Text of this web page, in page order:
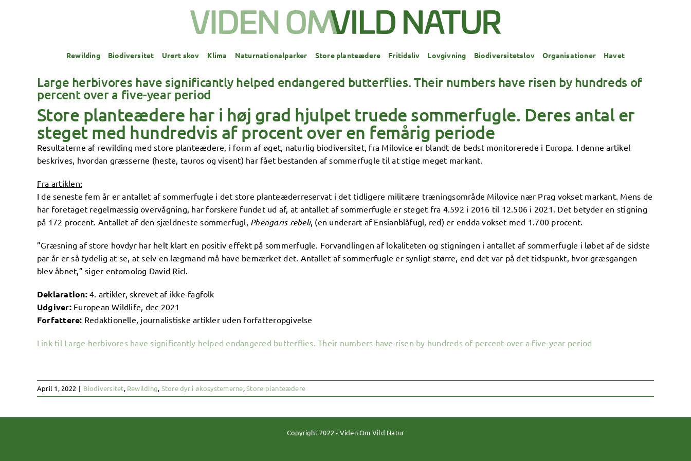
Rewilding Biodiversitet Urørt skov Klima Naturnationalparker Store planteædere Fritidsliv Lovgivning Biodiversitetslov Organisationer Havet
Large herbivores have significantly helped endangered butterflies. Their numbers have risen by hundreds of
percent over a five-year period
Store planteædere har i høj grad hjulpet truede sommerfugle. Deres antal er
steget med hundredvis af procent over en femårig periode
Resultaterne af rewilding med store planteædere, i form af øget, naturlig biodiversitet, fra Milovice er blandt de bedst monitorerede i Europa. I denne artikel
beskrives, hvordan græsserne (heste, tauros og visent) har fået bestanden af sommerfugle til at stige meget markant.
Fra artiklen:
I de seneste fem år er antallet af sommerfugle i det store planteæderreservat i det tidligere militære træningsområde Milovice nær Prag vokset markant. Mens de
har foretaget regelmæssig overvågning, har forskere fundet ud af, at antallet af sommerfugle er steget fra 4.592 i 2016 til 12.506 i 2021. Det betyder en stigning
på 172 procent. Antallet af den sjældneste sommerfugl, Phengaris rebeli, (en underart af Ensianblåfugl, red) er endda vokset med 1.700 procent.
”Græsning af store hovdyr har helt klart en positiv effekt på sommerfugle. Forvandlingen af lokaliteten og stigningen i antallet af sommerfugle i løbet af de sidste
par år er så tydelig at se, at selv en lægmand må have bemærket det. Antallet af sommerfugle er synligt større, end det var på det tidspunkt, hvor græsgangen
blev åbnet,” siger entomolog David Ricl.
Deklaration:4. artikler, skrevet af ikke-fagfolk
Udgiver:European Wildlife, dec 2021
Forfattere: Redaktionelle, journalistiske artikler uden forfatteropgivelse
Link til Large herbivores have significantly helped endangered butterflies. Their numbers have risen by hundreds of percent over a five-year period
April 1, 2022 | Biodiversitet, Rewilding, Store dyr i økosystemerne,Store planteædere
Copyright 2022 - Viden Om Vild Natur